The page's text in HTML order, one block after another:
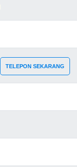
TELEPON SEKARANG